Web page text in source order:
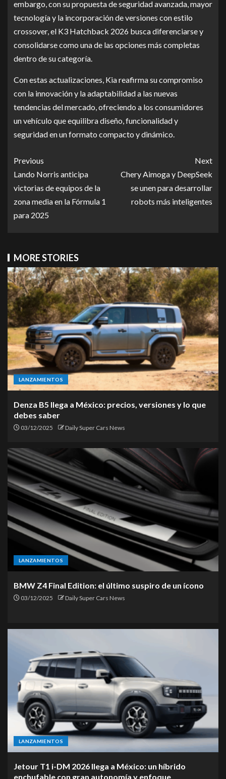
embargo, con su propuesta de seguridad avanzada, mayor
tecnología y la incorporación de versiones con estilo
crossover, el K3 Hatchback 2026 busca diferenciarse y
consolidarse como una de las opciones más completas
dentro de su categoría.
Con estas actualizaciones, Kia reafirma su compromiso
con la innovación y la adaptabilidad a las nuevas
tendencias del mercado, ofreciendo a los consumidores
un vehículo que equilibra diseño, funcionalidad y
seguridad en un formato compacto y dinámico.
Previous
Lando Norris anticipa
victorias de equipos de la
zona media en la Fórmula 1
para 2025
Next
Chery Aimoga y DeepSeek
se unen para desarrollar
robots más inteligentes
MORE STORIES
LANZAMIENTOS
Denza B5 llega a México: precios, versiones y lo que
debes saber
03/12/2025 Daily Super Cars News
LANZAMIENTOS
BMW Z4 Final Edition: el último suspiro de un ícono
03/12/2025 Daily Super Cars News
LANZAMIENTOS
Jetour T1 i-DM 2026 llega a México: un híbrido
enchufable con gran autonomía y enfoque